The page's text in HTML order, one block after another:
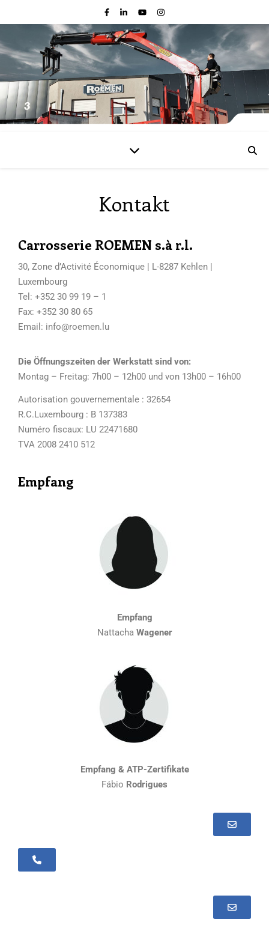
Kontakt
Carrosserie ROEMEN s.à r.l.
30, Zone d’Activité Économique | L-8287 Kehlen |
Luxembourg
Tel: +352 30 99 19 – 1
Fax: +352 30 80 65
Email: info@roemen.lu
Die Öffnungszeiten der Werkstatt sind von:
Montag – Freitag: 7h00 – 12h00 und von 13h00 – 16h00
Autorisation gouvernementale : 32654
R.C.Luxembourg : B 137383
Numéro fiscaux: LU 22471680
TVA 2008 2410 512
Empfang
Empfang
Nattacha Wagener
Empfang & ATP-Zertifikate
Fábio Rodrigues
+352 30 99 19 - 1